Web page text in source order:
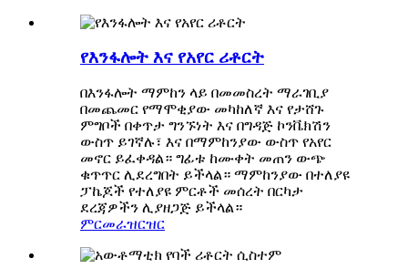
የእንፋሎት እና የአየር ሪቶርት
በእንፋሎት ማምከን ላይ በመመስረት ማራገቢያ
በመጨመር የማሞቂያው መካከለኛ እና የታሸጉ
ምግቦች በቀጥታ ግንኙነት እና በግዳጅ ኮንቬክሽን
ውስጥ ይገኛሉ፣ እና በማምከንያው ውስጥ የአየር
መኖር ይፈቀዳል። ግፊቱ ከሙቀት መጠን ውጭ
ቁጥጥር ሊደረግበት ይችላል። ማምከንያው በተለያዩ
ፓኬጆች የተለያዩ ምርቶች መሰረት በርካታ
ደረጃዎችን ሊያዘጋጅ ይችላል።
ምርመራዝርዝር